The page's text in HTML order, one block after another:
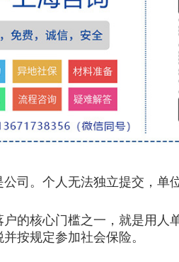
公司。个人无法独立提交，单
核心门槛之一，就是用人
按规定参加社会保险。